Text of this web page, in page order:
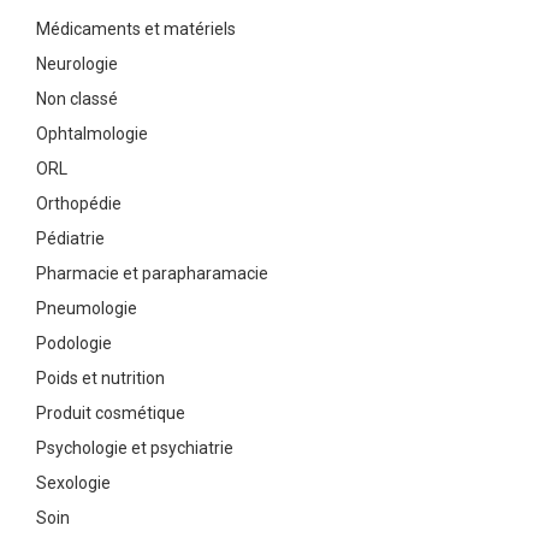
Médicaments et matériels
Neurologie
Non classé
Ophtalmologie
ORL
Orthopédie
Pédiatrie
Pharmacie et parapharamacie
Pneumologie
Podologie
Poids et nutrition
Produit cosmétique
Psychologie et psychiatrie
Sexologie
Soin